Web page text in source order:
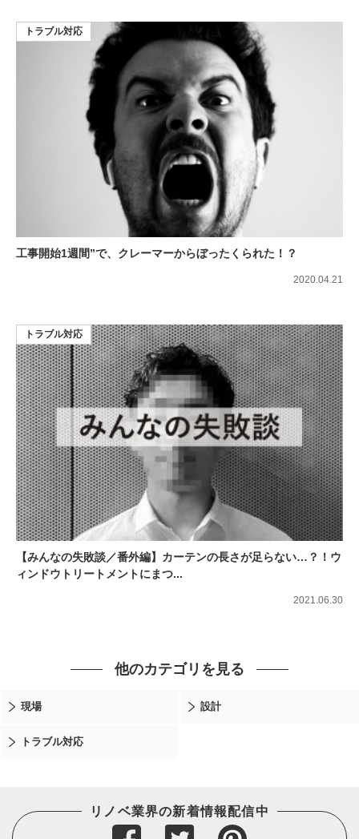
工事開始1週間”で、クレーマーからぼったくられた！？
トラブル対応
2020.04.21
【みんなの失敗談／番外編】カーテンの長さが足らない…？！ウ
ィンドウトリートメントにまつ...
トラブル対応
2021.06.30
他のカテゴリを見る
現場 設計
トラブル対応
リノベ業界の新着情報配信中